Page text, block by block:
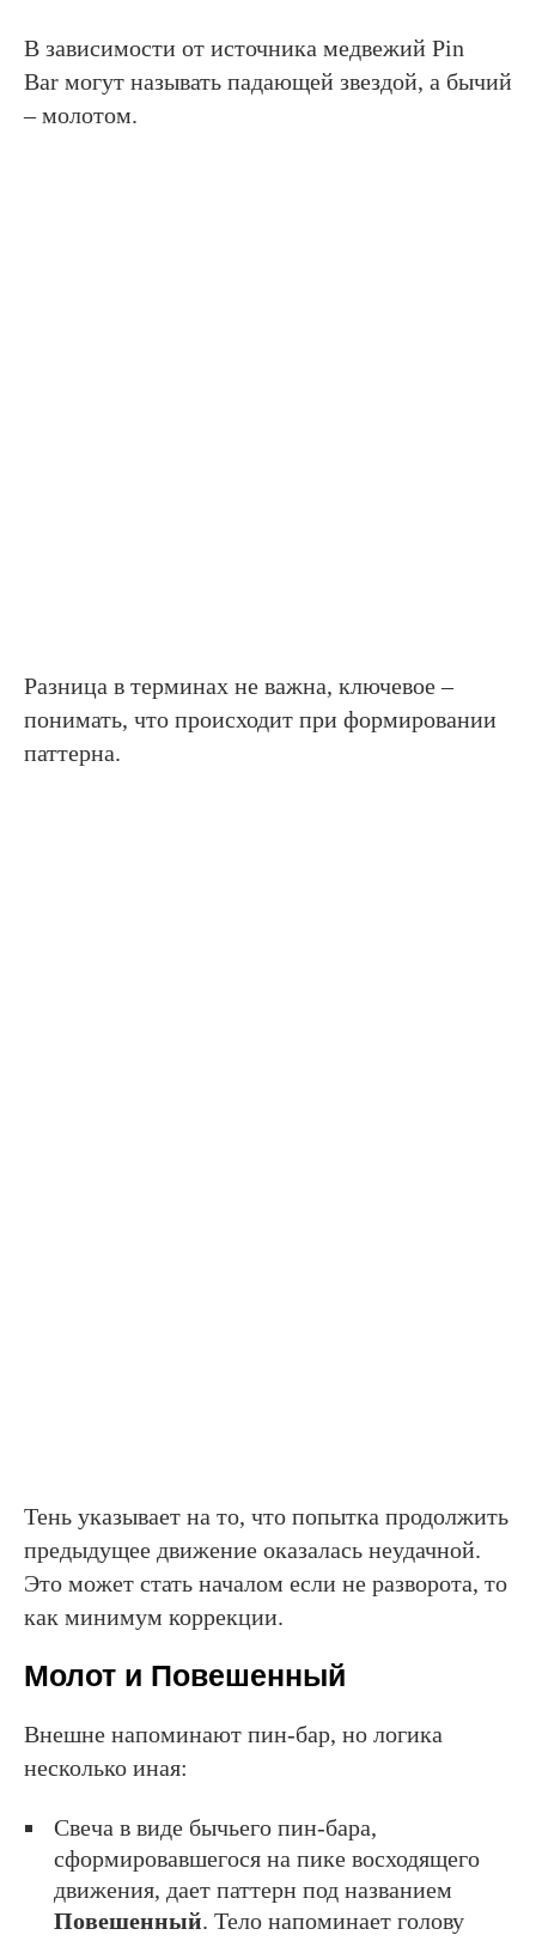
В зависимости от источника медвежий Pin
Bar могут называть падающей звездой, а бычий
– молотом.
Разница в терминах не важна, ключевое –
понимать, что происходит при формировании
паттерна.
Тень указывает на то, что попытка продолжить
предыдущее движение оказалась неудачной.
Это может стать началом если не разворота, то
как минимум коррекции.
Молот и Повешенный
Внешне напоминают пин-бар, но логика
несколько иная:
Свеча в виде бычьего пин-бара,
сформировавшегося на пике восходящего
движения, дает паттерн под названием
Повешенный. Тело напоминает голову